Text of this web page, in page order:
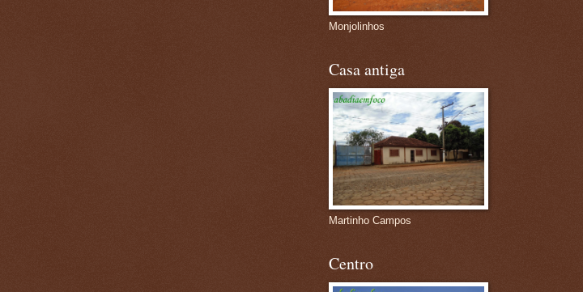
Monjolinhos
Casa antiga
Martinho Campos
Centro